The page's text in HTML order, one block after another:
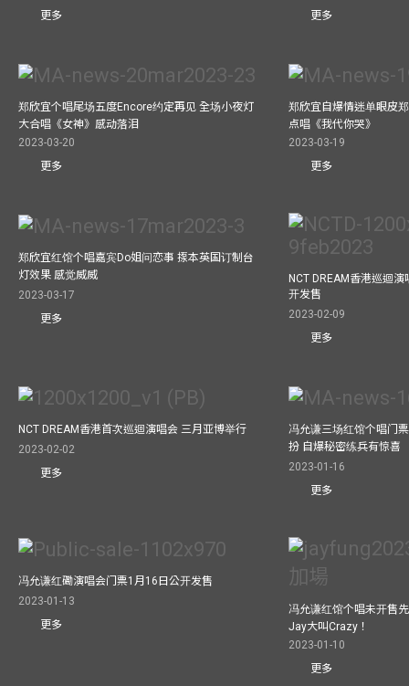
更多
更多
郑欣宜个唱尾场五度Encore约定再见 全场小夜灯
大合唱《女神》感动落泪
2023-03-20
更多
郑欣宜自爆情迷单眼皮
点唱《我代你哭》
2023-03-19
更多
郑欣宜红馆个唱嘉宾Do姐问恋事 揼本英国订制台
灯效果 感觉威威
2023-03-17
更多
NCT DREAM香港巡迴
开发售
2023-02-09
更多
NCT DREAM香港首次巡迴演唱会 三月亚博举行
2023-02-02
更多
冯允谦三场红馆个唱门
扮 自爆秘密练兵有惊喜
2023-01-16
更多
冯允谦红磡演唱会门票1月16日公开发售
2023-01-13
更多
冯允谦红馆个唱未开售
Jay大叫Crazy！
2023-01-10
更多